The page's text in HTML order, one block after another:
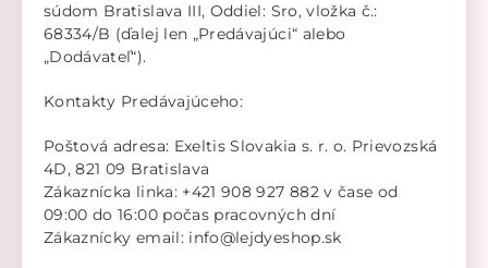
súdom Bratislava III, Oddiel: Sro, vložka č.:
68334/B (ďalej len „Predávajúci“ alebo
„Dodávateľ“).
Kontakty Predávajúceho:
Poštová adresa: Exeltis Slovakia s. r. o. Prievozská
4D, 821 09 Bratislava
Zákaznícka linka: +421 908 927 882 v čase od
09:00 do 16:00 počas pracovných dní
Zákaznícky email: info@lejdyeshop.sk